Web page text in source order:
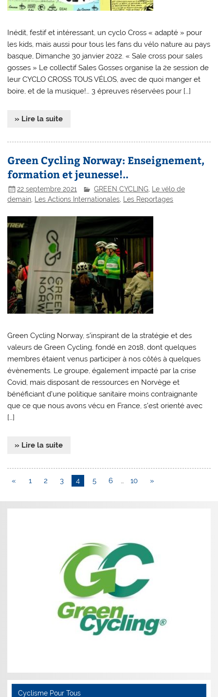
Inédit, festif et intéressant, un cyclo Cross « adapté » pour
les kids, mais aussi pour tous les fans du vélo nature au pays
basque, Dimanche 30 janvier 2022. « Sale cross pour sales
gosses » Le collectif Sales Gosses organise la 2e session de
leur CYCLO CROSS TOUS VÉLOS, avec de quoi manger et
boire, et de la musique!… 3 épreuves réservées pour […]
» Lire la suite
Green Cycling Norway: Enseignement,
formation et jeunesse!..
22 septembre 2021 GREEN CYCLING
Le vélo de
demain, Les Actions Internationales, Les Reportages
Green Cycling Norway, s’inspirant de la stratégie et des
valeurs de Green Cycling, fondé en 2018, dont quelques
membres étaient venus participer à nos côtés à quelques
évènements. Le groupe, également impacté par la crise
Covid, mais disposant de ressources en Norvège et
bénéficiant d’une politique sanitaire moins contraignante
que ce que nous avons vécu en France, s’est orienté avec
[…]
» Lire la suite
« 1 2 3 4 5 6 … 10 »
Cyclisme Pour Tous